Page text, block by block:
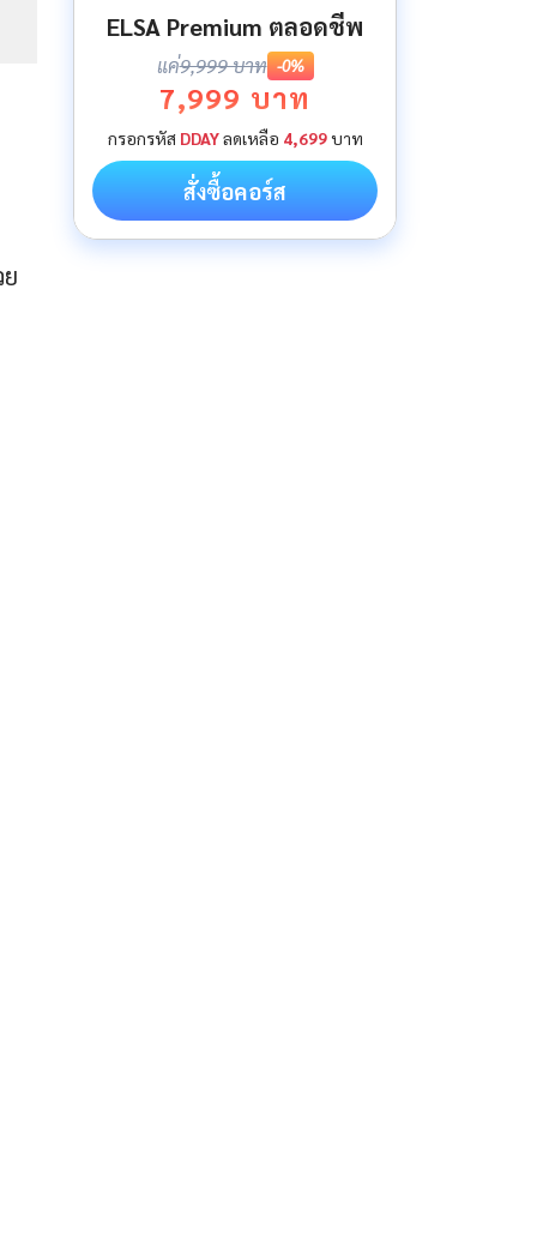
ELSA Premium ตลอดชีพ
แค่9,999 บาท -0%
7,999 บาท
กรอกรหัส DDAYลดเหลือ 4,699บาท
สั่งซื้อคอร์ส